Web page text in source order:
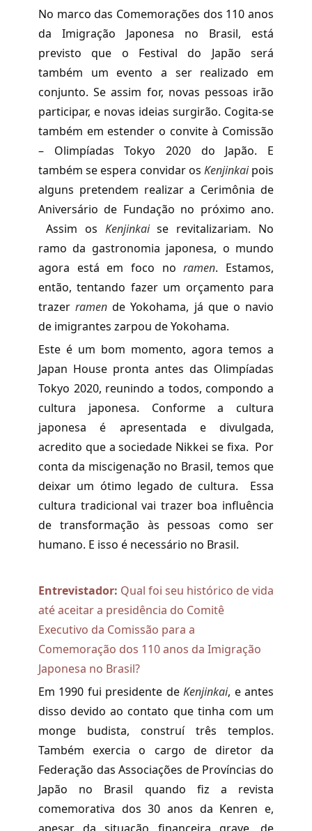
No marco das Comemorações dos 110 anos
da Imigração Japonesa no Brasil, está
previsto que o Festival do Japão será
também um evento a ser realizado em
conjunto. Se assim for, novas pessoas irão
participar, e novas ideias surgirão. Cogita-se
também em estender o convite à Comissão
– Olimpíadas Tokyo 2020 do Japão. E
também se espera convidar os Kenjinkaipois
alguns pretendem realizar a Cerimônia de
Aniversário de Fundação no próximo ano.
Assim os Kenjinkaise revitalizariam. No
ramo da gastronomia japonesa, o mundo
agora está em foco noramen. Estamos,
então, tentando fazer um orçamento para
trazerramen de Yokohama, já que o navio
de imigrantes zarpou de Yokohama.
Este é um bom momento, agora temos a
Japan House pronta antes das Olimpíadas
Tokyo 2020, reunindo a todos, compondo a
cultura japonesa. Conforme a cultura
japonesa é apresentada e divulgada,
acredito que a sociedade Nikkei se fixa. Por
conta da miscigenação no Brasil, temos que
deixar um ótimo legado de cultura. Essa
cultura tradicional vai trazer boa influência
de transformação às pessoas como ser
humano. E isso é necessário no Brasil.
Entrevistador: Qual foi seu histórico de vida
até aceitar a presidência do Comitê
Executivo da Comissão para a
Comemoração dos 110 anos da Imigração
Japonesa no Brasil?
Em 1990 fui presidente deKenjinkai, e antes
disso devido ao contato que tinha com um
monge budista, construí três templos.
Também exercia o cargo de diretor da
Federação das Associações de Províncias do
Japão no Brasil quando fiz a revista
comemorativa dos 30 anos da Kenren e,
apesar da situação financeira grave, de